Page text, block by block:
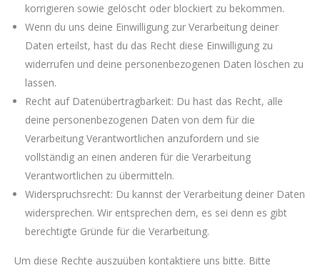
korrigieren sowie gelöscht oder blockiert zu bekommen.
Wenn du uns deine Einwilligung zur Verarbeitung deiner
Daten erteilst, hast du das Recht diese Einwilligung zu
widerrufen und deine personenbezogenen Daten löschen zu
lassen.
Recht auf Datenübertragbarkeit: Du hast das Recht, alle
deine personenbezogenen Daten von dem für die
Verarbeitung Verantwortlichen anzufordern und sie
vollständig an einen anderen für die Verarbeitung
Verantwortlichen zu übermitteln.
Widerspruchsrecht: Du kannst der Verarbeitung deiner Daten
widersprechen. Wir entsprechen dem, es sei denn es gibt
berechtigte Gründe für die Verarbeitung.
Um diese Rechte auszuüben kontaktiere uns bitte. Bitte